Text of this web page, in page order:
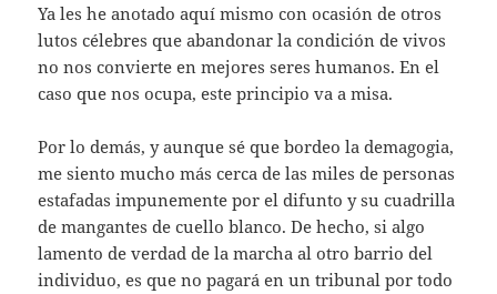
Ya les he anotado aquí mismo con ocasión de otros
lutos célebres que abandonar la condición de vivos
no nos convierte en mejores seres humanos. En el
caso que nos ocupa, este principio va a misa.
Por lo demás, y aunque sé que bordeo la demagogia,
me siento mucho más cerca de las miles de personas
estafadas impunemente por el difunto y su cuadrilla
de mangantes de cuello blanco. De hecho, si algo
lamento de verdad de la marcha al otro barrio del
individuo, es que no pagará en un tribunal por todo